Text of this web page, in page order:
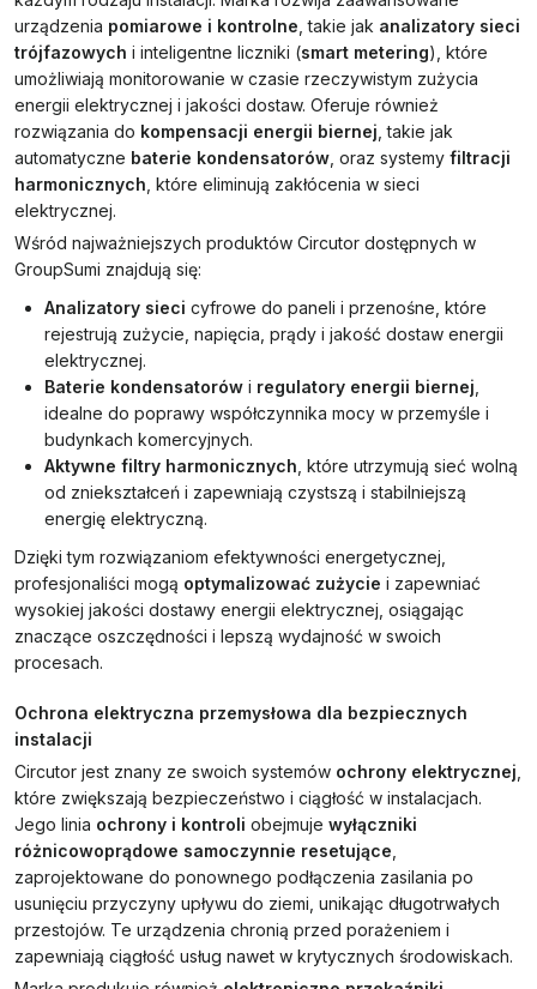
urządzenia pomiarowe i kontrolne , takie jak analizatory sieci
trójfazowych i inteligentne liczniki (smart metering), które
umożliwiają monitorowanie w czasie rzeczywistym zużycia
energii elektrycznej i jakości dostaw. Oferuje również
rozwiązania do kompensacji energii biernej , takie jak
automatyczne baterie kondensatorów , oraz systemy filtracji
harmonicznych , które eliminują zakłócenia w sieci
elektrycznej.
Wśród najważniejszych produktów Circutor dostępnych w
GroupSumi znajdują się:
Analizatory sieci cyfrowe do paneli i przenośne, które
rejestrują zużycie, napięcia, prądy i jakość dostaw energii
elektrycznej.
Baterie kondensatorów i regulatory energii biernej
idealne do poprawy współczynnika mocy w przemyśle i
budynkach komercyjnych.
Aktywne filtry harmonicznych , które utrzymują sieć wolną
od zniekształceń i zapewniają czystszą i stabilniejszą
energię elektryczną.
Dzięki tym rozwiązaniom efektywności energetycznej,
profesjonaliści mogą optymalizować zużycie i zapewniać
wysokiej jakości dostawy energii elektrycznej, osiągając
znaczące oszczędności i lepszą wydajność w swoich
procesach.
Ochrona elektryczna przemysłowa dla bezpiecznych
instalacji
Circutor jest znany ze swoich systemów ochrony elektrycznej
które zwiększają bezpieczeństwo i ciągłość w instalacjach.
Jego linia ochrony i kontroli obejmuje wyłączniki
różnicowoprądowe samoczynnie resetujące
zaprojektowane do ponownego podłączenia zasilania po
usunięciu przyczyny upływu do ziemi, unikając długotrwałych
przestojów. Te urządzenia chronią przed porażeniem i
zapewniają ciągłość usług nawet w krytycznych środowiskach.